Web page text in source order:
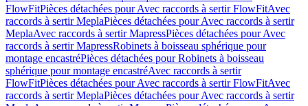
FlowFitPièces détachées pour Avec raccords à sertir FlowFitAvec
raccords à sertir MeplaPièces détachées pour Avec raccords à sertir
MeplaAvec raccords à sertir MapressPièces détachées pour Avec
raccords à sertir MapressRobinets à boisseau sphérique pour
montage encastréPièces détachées pour Robinets à boisseau
sphérique pour montage encastréAvec raccords à sertir
FlowFitPièces détachées pour Avec raccords à sertir FlowFitAvec
raccords à sertir MeplaPièces détachées pour Avec raccords à sertir